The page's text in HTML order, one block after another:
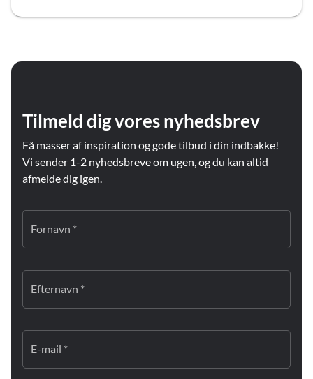
Tilmeld dig vores nyhedsbrev
Få masser af inspiration og gode tilbud i din indbakke!
Vi sender 1-2 nyhedsbreve om ugen, og du kan altid
afmelde dig igen.
Fornavn *
Efternavn *
E-mail *